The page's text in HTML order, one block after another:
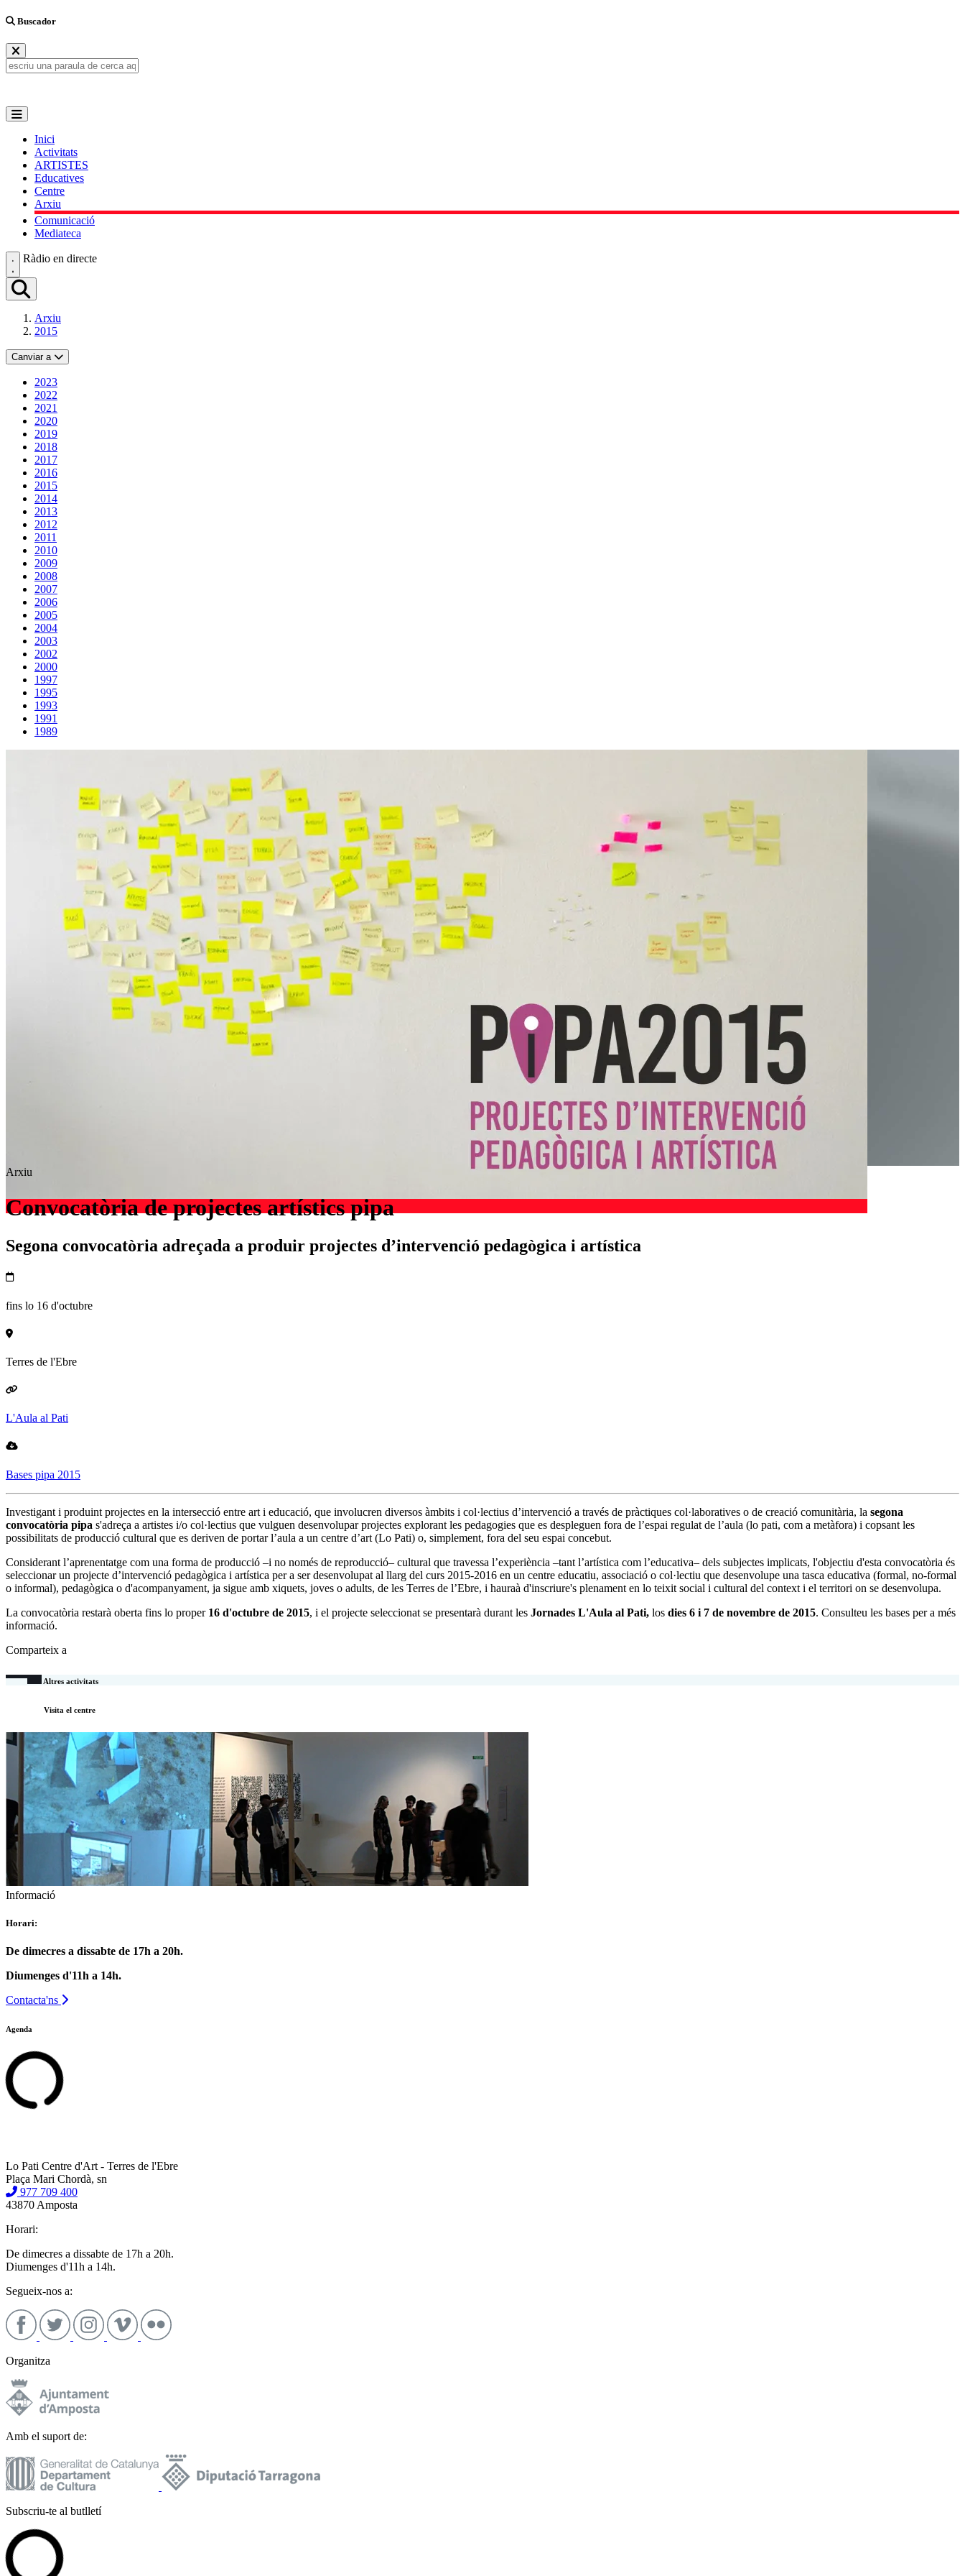
Buscador
Inici
Activitats
ARTISTES
Educatives
Centre
Arxiu
Comunicació
Mediateca
Ràdio en directe
Arxiu
2015
Canviar a
2023
2022
2021
2020
2019
2018
2017
2016
2015
2014
2013
2012
2011
2010
2009
2008
2007
2006
2005
2004
2003
2002
2000
1997
1995
1993
1991
1989
Arxiu
Convocatòria de projectes artístics pipa
Segona convocatòria adreçada a produir projectes d’intervenció pedagògica i artística
fins lo 16 d'octubre
Terres de l'Ebre
L'Aula al Pati
Bases pipa 2015
Investigant i produint projectes en la intersecció entre art i educació, que involucren diversos àmbits i col·lectius d’intervenció a través de pràctiques col·laboratives o de creació comunitària, la segona
convocatòria pipa s'adreça a artistes i/o col·lectius que vulguen desenvolupar projectes explorant les pedagogies que es despleguen fora de l’espai regulat de l’aula (lo pati, com a metàfora) i copsant les
possibilitats de producció cultural que es deriven de portar l’aula a un centre d’art (Lo Pati) o, simplement, fora del seu espai concebut.
Considerant l’aprenentatge com una forma de producció –i no només de reproducció– cultural que travessa l’experiència –tant l’artística com l’educativa– dels subjectes implicats, l'objectiu d'esta convocatòria és
seleccionar un projecte d’intervenció pedagògica i artística per a ser desenvolupat al llarg del curs 2015-2016 en un centre educatiu, associació o col·lectiu que desenvolupe una tasca educativa (formal, no-formal
o informal), pedagògica o d'acompanyament, ja sigue amb xiquets, joves o adults, de les Terres de l’Ebre, i hauraà d'inscriure's plenament en lo teixit social i cultural del context i el territori on se desenvolupa.
La convocatòria restarà oberta fins lo proper 16 d'octubre de 2015, i el projecte seleccionat se presentarà durant les Jornades L'Aula al Pati, los dies 6 i 7 de novembre de 2015. Consulteu les bases per a més
informació.
Comparteix a
Altres activitats
Visita el centre
Informació
Horari:
De dimecres a dissabte de 17h a 20h.
Diumenges d'11h a 14h.
Contacta'ns
Agenda
Lo Pati Centre d'Art - Terres de l'Ebre
Plaça Mari Chordà, sn
977 709 400
43870 Amposta
Horari:
De dimecres a dissabte de 17h a 20h.
Diumenges d'11h a 14h.
Segueix-nos a:
Organitza
Amb el suport de:
Subscriu-te al butlletí